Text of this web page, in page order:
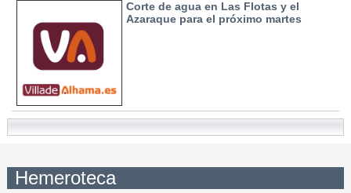
Corte de agua en Las Flotas y el
Azaraque para el próximo martes
Hemeroteca